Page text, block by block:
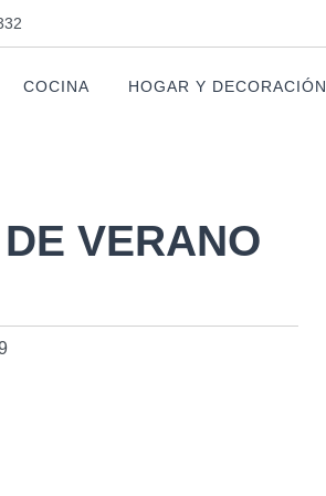
COCINA HOGAR Y DECORACIÓN
VERANO